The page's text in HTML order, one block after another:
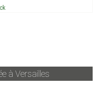
à Versailles